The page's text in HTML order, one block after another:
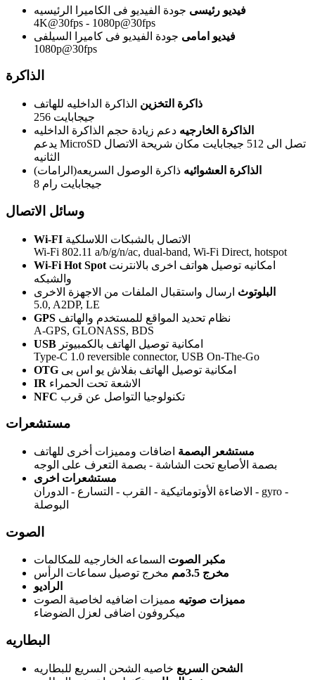
فيديو رئيسى جودة الفيديو فى الكاميرا الرئيسيه
4K@30fps - 1080p@30fps
فيديو امامى جودة الفيديو فى كاميرا السيلفى
1080p@30fps
الذاكرة
ذاكرة التخزين الذاكرة الداخليه للهاتف
256 جيجابايت
الذاكرة الخارجيه دعم زيادة حجم الذاكرة الداخليه
يدعم MicroSD تصل الى 512 جيجابايت مكان شريحة الاتصال
الثانيه
الذاكرة العشوائيه ذاكرة الوصول السريعه(الرامات)
8 جيجابايت رام
وسائل الاتصال
Wi-FI الاتصال بالشبكات اللاسلكية
Wi-Fi 802.11 a/b/g/n/ac, dual-band, Wi-Fi Direct, hotspot
Wi-Fi Hot Spot امكانيه توصيل هواتف اخرى بالانترنت
والشبكه
البلوتوث ارسال واستقبال الملفات من الاجهزة الاخرى
5.0, A2DP, LE
GPS نظام تحديد المواقع للمستخدم والهاتف
A-GPS, GLONASS, BDS
USB امكانية توصيل الهاتف بالكمبيوتر
Type-C 1.0 reversible connector, USB On-The-Go
OTG امكانية توصيل الهاتف بفلاش يو اس بى
IR الاشعة تحت الحمراء
NFC تكنولوجيا التواصل عن قرب
مستشعرات
مستشعر البصمة اضافات ومميزات أخرى للهاتف
بصمة الأصابع تحت الشاشة - بصمة التعرف على الوجه
مستشعرات اخرى
الاضاءة الأوتوماتيكية - القرب - التسارع - الدوران - gyro -
البوصلة
الصوت
مكبر الصوت السماعه الخارجيه للمكالمات
مخرج 3.5مم
مخرج توصيل سماعات الرأس
الراديو
مميزات صوتيه مميزات اضافيه لخاصية الصوت
ميكروفون اضافى لعزل الضوضاء
البطاريه
الشحن السريع خاصيه الشحن السريع للبطاريه